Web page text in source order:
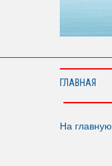
ГЛАВНАЯ
На главную